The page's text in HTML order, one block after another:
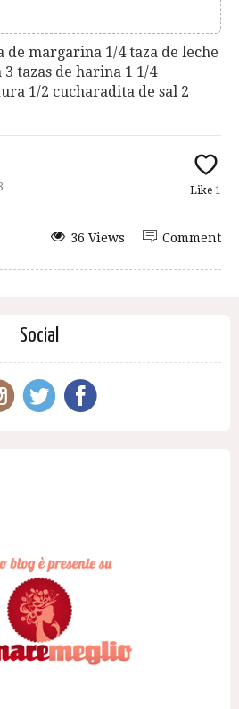
de margarina 1/4 taza de leche
tazas de harina 1 1/4
1/2 cucharadita de sal 2
Like 1
Comment
36 Views
Social